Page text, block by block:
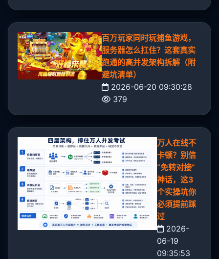
百万玩家同时玩捕鱼游戏，
服务器怎么扛住？这套真实
跑通的高并发架构拆解（附
避坑清单）
2026-06-20 09:30:28
379
万人在线不
卡顿？别信
“免转对接”
神话，这3
个实操坑你
必须提前踩
过
2026-
06-19
09:35:53